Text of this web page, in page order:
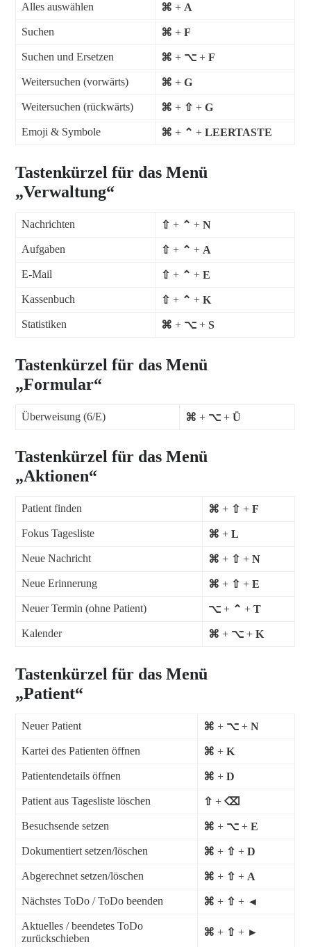
Alles auswählen ⌘ + A
Suchen ⌘ + F
Suchen und Ersetzen ⌘ + ⌥ + F
Weitersuchen (vorwärts) ⌘ + G
Weitersuchen (rückwärts) ⌘ + ⇧ + G
Emoji & Symbole ⌘ + ⌃ + LEERTASTE
Tastenkürzel für das Menü
„Verwaltung“
Nachrichten ⇧ + ⌃ + N
Aufgaben ⇧ + ⌃ + A
E-Mail ⇧ + ⌃ + E
Kassenbuch ⇧ + ⌃ + K
Statistiken ⌘ + ⌥ + S
Tastenkürzel für das Menü
„Formular“
Überweisung (6/E) ⌘ + ⌥ + Ü
Tastenkürzel für das Menü
„Aktionen“
Patient finden ⌘ + ⇧ + F
Fokus Tagesliste ⌘ + L
Neue Nachricht ⌘ + ⇧ + N
Neue Erinnerung ⌘ + ⇧ + E
Neuer Termin (ohne Patient) ⌥ + ⌃ + T
Kalender ⌘ + ⌥ + K
Tastenkürzel für das Menü
„Patient“
Neuer Patient ⌘ + ⌥ + N
Kartei des Patienten öffnen ⌘ + K
Patientendetails öffnen ⌘ + D
Patient aus Tagesliste löschen ⇧ + ⌫
Besuchsende setzen ⌘ + ⌥ + E
Dokumentiert setzen/löschen ⌘ + ⇧ + D
Abgerechnet setzen/löschen ⌘ + ⇧ + A
Nächstes ToDo / ToDo beenden ⌘ + ⇧ + ◄
Aktuelles / beendetes ToDo
zurückschieben
⌘ + ⇧ + ►